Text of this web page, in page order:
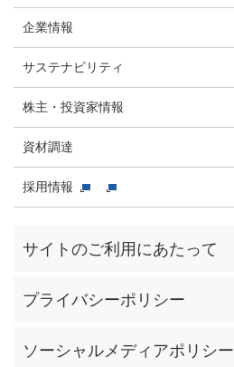
企業情報
サステナビリティ
株主・投資家情報
資材調達
採用情報
サイトのご利用にあたって
プライバシーポリシー
ソーシャルメディアポリシー